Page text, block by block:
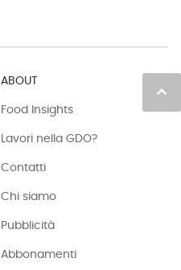
keyboard_arrow_up
ABOUT
Food Insights
Lavori nella GDO?
Contatti
Chi siamo
Pubblicità
Abbonamenti